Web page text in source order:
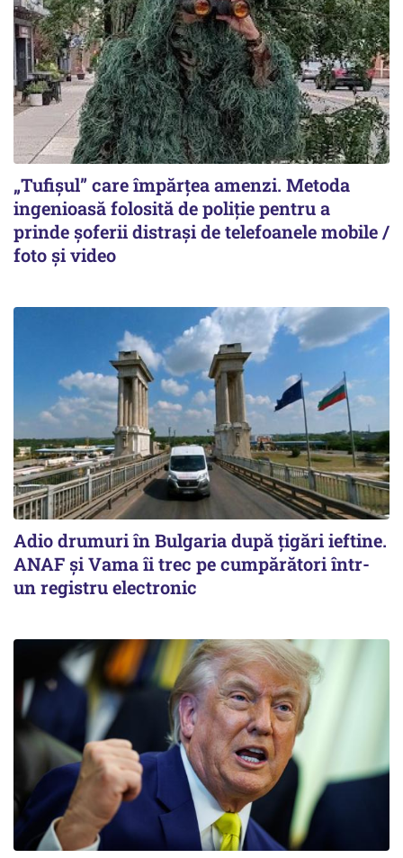
„Tufișul” care împărțea amenzi. Metoda
ingenioasă folosită de poliție pentru a
prinde șoferii distrași de telefoanele mobile /
foto și video
Adio drumuri în Bulgaria după țigări ieftine.
ANAF și Vama îi trec pe cumpărători într-
un registru electronic